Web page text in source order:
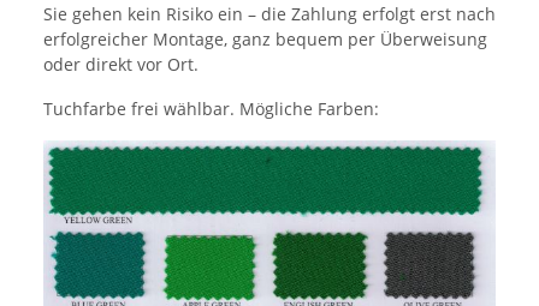
Sie gehen kein Risiko ein – die Zahlung erfolgt erst nach
erfolgreicher Montage, ganz bequem per Überweisung
oder direkt vor Ort.
Tuchfarbe frei wählbar. Mögliche Farben: